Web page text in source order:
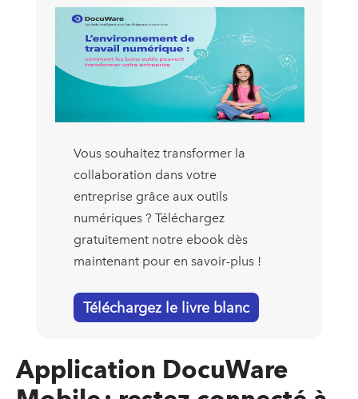
Vous souhaitez transformer la
collaboration dans votre
entreprise grâce aux outils
numériques ? Téléchargez
gratuitement notre ebook dès
maintenant pour en savoir-plus !
Téléchargez le livre blanc
Application DocuWare